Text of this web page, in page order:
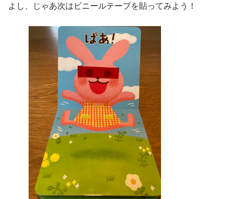
よし、じゃあ次はビニールテープを貼ってみよう！